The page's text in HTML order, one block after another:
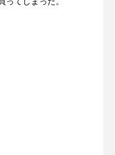
ってしまった。